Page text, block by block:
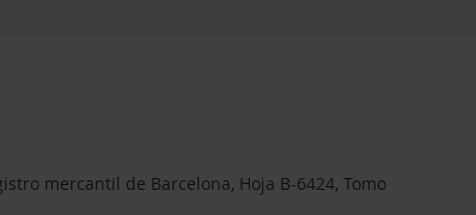
mercantil de Barcelona, Hoja B-6424, Tomo